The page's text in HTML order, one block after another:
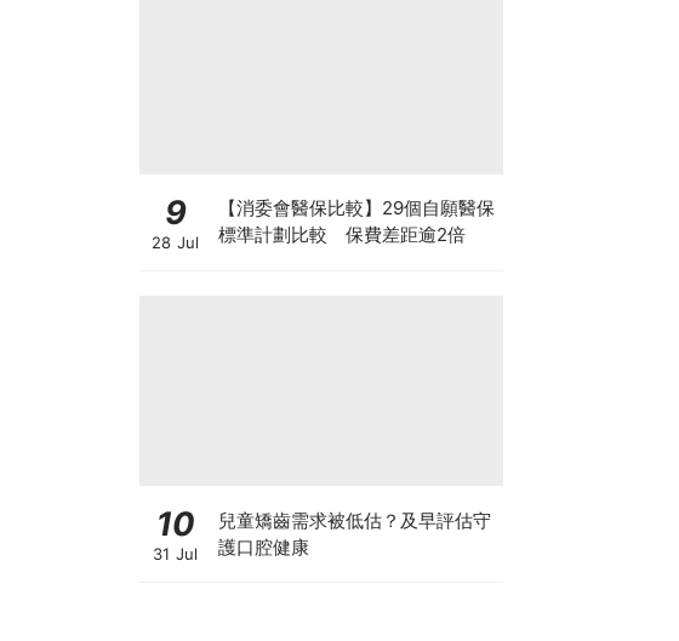
9
28 Jul
【消委會醫保比較】29個自願醫保
標準計劃比較 保費差距逾2倍
10
31 Jul
兒童矯齒需求被低估？及早評估守
護口腔健康